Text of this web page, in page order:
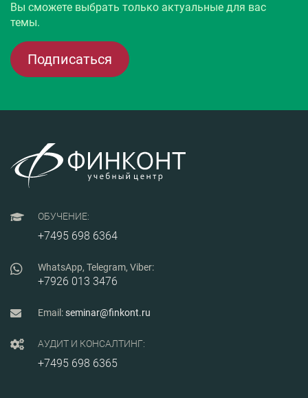
Вы сможете выбрать только актуальные для вас
темы.
Подписаться
ОБУЧЕНИЕ:
+7495 698 6364
WhatsApp, Telegram, Viber:
+7926 013 3476
Email:seminar@finkont.ru
АУДИТ И КОНСАЛТИНГ:
+7495 698 6365